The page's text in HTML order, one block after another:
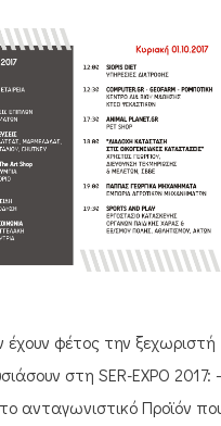
φέτος την ξεχωριστή
στη SER-EXPO 2017:
ανταγωνιστικό Προϊόν